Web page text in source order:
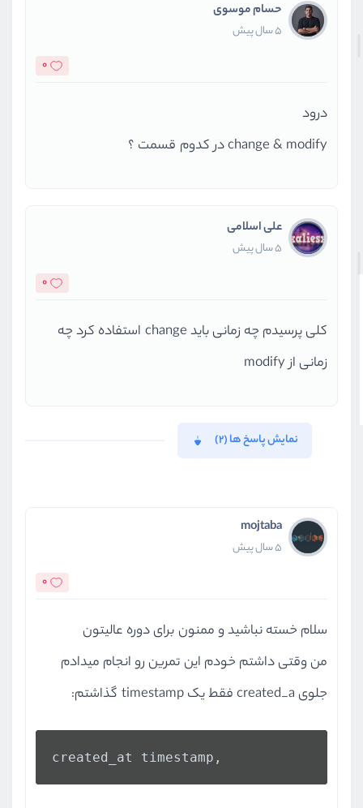
حسام موسوی
5 سال پیش
0
درود
change & modify در کدوم قسمت ؟
علی اسلامی
5 سال پیش
0
کلی پرسیدم چه زمانی باید change استفاده کرد چه
زمانی از modify
نمایش پاسخ ها (2)
mojtaba
5 سال پیش
0
سلام خسته نباشید و ممنون برای دوره عالیتون
من وقتی داشتم خودم این تمرین رو انجام میدادم
جلوی created_a فقط یک timestamp گذاشتم:
created_at timestamp,